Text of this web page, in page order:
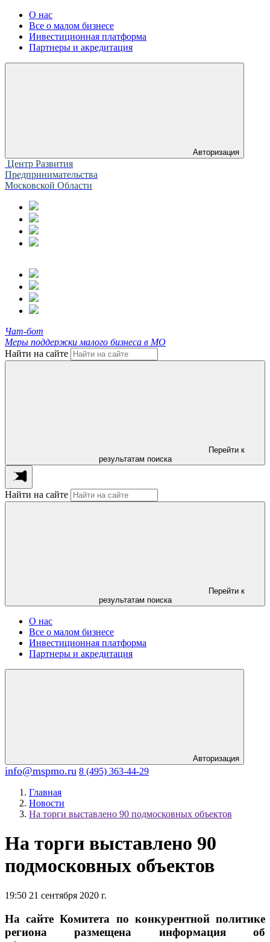
О нас
Все о малом бизнесе
Инвестиционная платформа
Партнеры и акредитация
Авторизация
Центр Развития
Предпринимательства
Московской Области
Чат-бот
Меры поддержки малого бизнеса в МО
Найти на сайте
Перейти к
результатам поиска
Найти на сайте
Перейти к
результатам поиска
О нас
Все о малом бизнесе
Инвестиционная платформа
Партнеры и акредитация
Авторизация
info@mspmo.ru 8 (495) 363-44-29
Главная
Новости
На торги выставлено 90 подмосковных объектов
На торги выставлено 90
подмосковных объектов
19:50 21 сентября 2020 г.
На сайте Комитета по конкурентной политике
региона размещена информация об